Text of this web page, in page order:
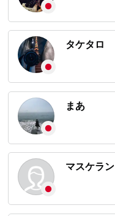
タケタロ
まあ
マスケラン